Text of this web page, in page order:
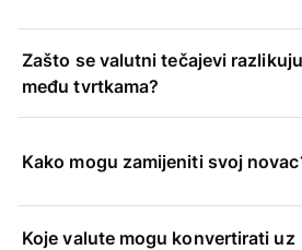
Zašto se valutni tečajevi razlikuju
među tvrtkama?
Kako mogu zamijeniti svoj
Koje valute mogu konvertirati uz